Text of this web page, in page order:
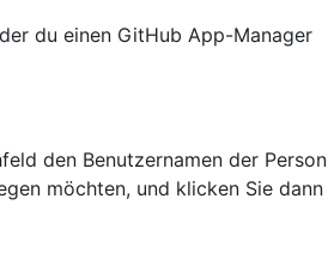
du einen GitHub App-Manager
den Benutzernamen der Person
möchten, und klicken Sie dann